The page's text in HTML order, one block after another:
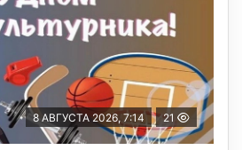
8 АВГУСТА 2026, 7:14 21